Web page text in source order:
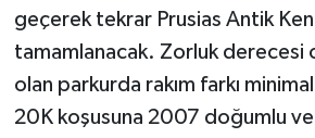
geçerek tekrar Prusias Antik
tamamlanacak. Zorluk derecesi
olan parkurda rakım farkı
20K koşusuna 2007 doğumlu